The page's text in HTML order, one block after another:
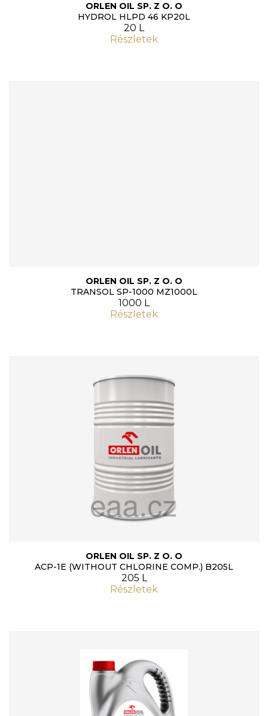
ORLEN OIL SP. Z O. O
HYDROL HLPD 46 KP20L
20 L
Részletek
ORLEN OIL SP. Z O. O
TRANSOL SP-1000 MZ1000L
1000 L
Részletek
ORLEN OIL SP. Z O. O
ACP-1E (WITHOUT CHLORINE COMP.) B205L
205 L
Részletek